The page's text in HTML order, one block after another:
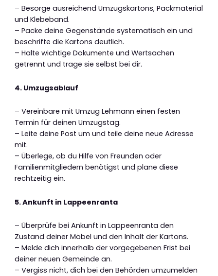
– Besorge ausreichend Umzugskartons, Packmaterial
und Klebeband.
– Packe deine Gegenstände systematisch ein und
beschrifte die Kartons deutlich.
– Halte wichtige Dokumente und Wertsachen
getrennt und trage sie selbst bei dir.
4. Umzugsablauf
– Vereinbare mit Umzug Lehmann einen festen
Termin für deinen Umzugstag.
– Leite deine Post um und teile deine neue Adresse
mit.
– Überlege, ob du Hilfe von Freunden oder
Familienmitgliedern benötigst und plane diese
rechtzeitig ein.
5. Ankunft in Lappeenranta
– Überprüfe bei Ankunft in Lappeenranta den
Zustand deiner Möbel und den Inhalt der Kartons.
– Melde dich innerhalb der vorgegebenen Frist bei
deiner neuen Gemeinde an.
– Vergiss nicht, dich bei den Behörden umzumelden